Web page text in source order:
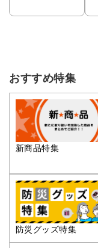
おすすめ特集
新商品特集
防災グッズ特集